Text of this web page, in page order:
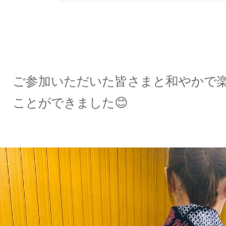
ご参加いただいた皆さまと和やかで
ことができました😊